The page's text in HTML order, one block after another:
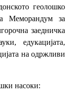
геолошко
Меморандум за
заедничка
едукацијата,
на одржливи
насоки: